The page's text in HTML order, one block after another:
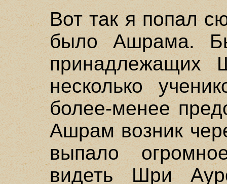
Вот так я попал
было Ашрама.
принадлежащих
несколько
более-менее
Ашрам возник
выпало
видеть Шри